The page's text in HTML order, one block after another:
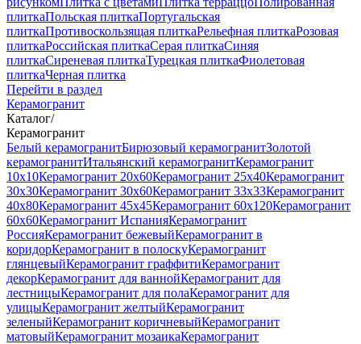
плиткаПольская плиткаПортугальская
плиткаПротивоскользящая плиткаРельефная плиткаРозовая
плиткаРоссийская плиткаСерая плиткаСиняя
плиткаСиреневая плиткаТурецкая плиткаФиолетовая
плиткаЧерная плитка
Перейти в раздел
Керамогранит
Каталог/
Керамогранит
Белый керамогранитБирюзовый керамогранитЗолотой
керамогранитИтальянский керамогранитКерамогранит
10x10Керамогранит 20x60Керамогранит 25x40Керамогранит
30x30Керамогранит 30x60Керамогранит 33x33Керамогранит
40x80Керамогранит 45x45Керамогранит 60x120Керамогранит
60x60Керамогранит ИспанияКерамогранит
РоссияКерамогранит бежевыйКерамогранит в
коридорКерамогранит в полоскуКерамогранит
глянцевыйКерамогранит граффитиКерамогранит
декорКерамогранит для ваннойКерамогранит для
лестницыКерамогранит для полаКерамогранит для
улицыКерамогранит желтыйКерамогранит
зеленыйКерамогранит коричневыйКерамогранит
матовыйКерамогранит мозаикаКерамогранит